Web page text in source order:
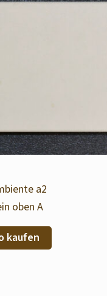
a2
oben A
kaufen